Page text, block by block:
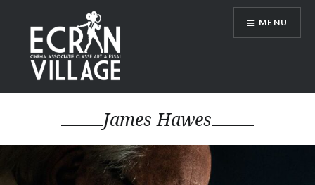
contenu
principal
ÉCRAN VILLAGE
MENU
James Hawes